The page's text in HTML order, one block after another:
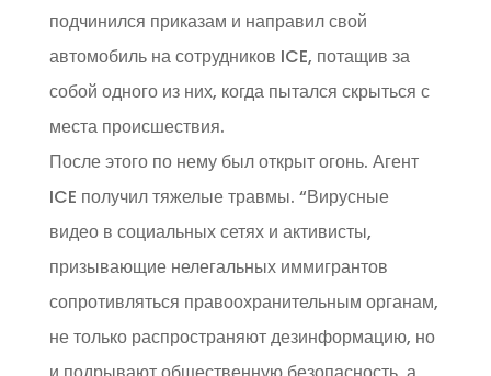
подчинился приказам и направил свой
автомобиль на сотрудников ICE, потащив за
собой одного из них, когда пытался скрыться с
места происшествия.
После этого по нему был открыт огонь. Агент
ICE получил тяжелые травмы. “Вирусные
видео в социальных сетях и активисты,
призывающие нелегальных иммигрантов
сопротивляться правоохранительным органам,
не только распространяют дезинформацию, но